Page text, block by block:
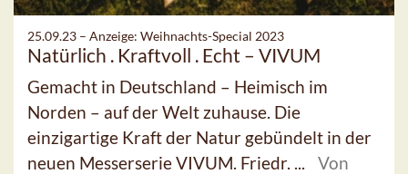
25.09.23 – Anzeige: Weihnachts-Special 2023
Natürlich . Kraftvoll . Echt – VIVUM
Gemacht in Deutschland – Heimisch im
Norden – auf der Welt zuhause. Die
einzigartige Kraft der Natur gebündelt in der
neuen Messerserie VIVUM. Friedr. ...
Von